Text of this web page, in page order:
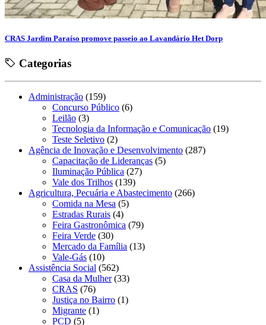
CRAS Jardim Paraíso promove passeio ao Lavandário Het Dorp
Categorias
Administração (159)
Concurso Público (6)
Leilão (3)
Tecnologia da Informação e Comunicação (19)
Teste Seletivo (2)
Agência de Inovação e Desenvolvimento (287)
Capacitação de Lideranças (5)
Iluminação Pública (27)
Vale dos Trilhos (139)
Agricultura, Pecuária e Abastecimento (266)
Comida na Mesa (5)
Estradas Rurais (4)
Feira Gastronômica (79)
Feira Verde (30)
Mercado da Família (13)
Vale-Gás (10)
Assistência Social (562)
Casa da Mulher(33)
CRAS (76)
Justiça no Bairro (1)
Migrante (1)
PCD (5)